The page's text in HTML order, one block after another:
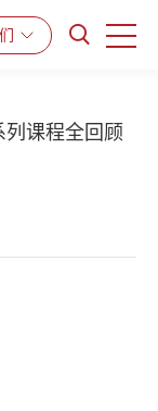
决方案 资源中心
列课程全回顾